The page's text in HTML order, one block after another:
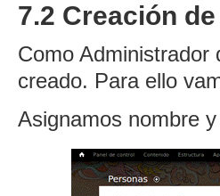
7.2 Creación
Como Administrador
creado. Para ello
Asignamos nombre